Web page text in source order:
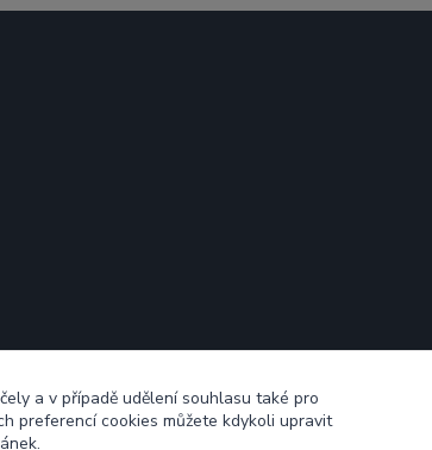
a v případě udělení souhlasu také pro
preferencí cookies můžete kdykoli upravit